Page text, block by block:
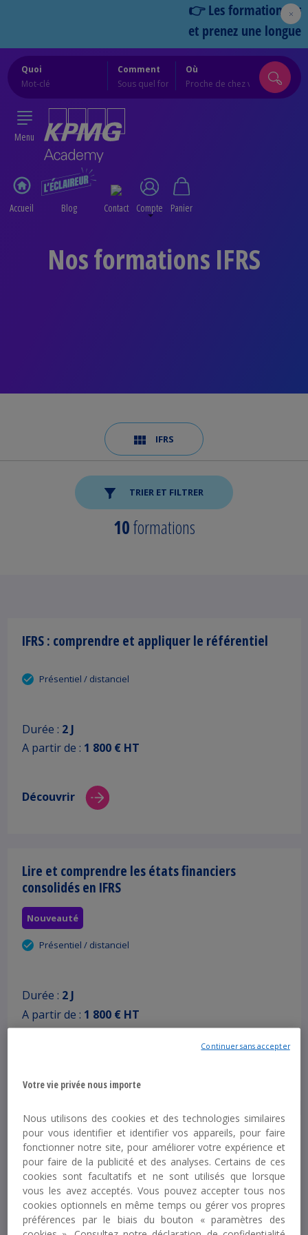
👉 Les formations
et prenez une longueur
Quoi Comment Où
Menu
Accueil Blog Contact Compte Panier
Nos formations IFRS
IFRS
TRIER ET FILTRER
10formations
IFRS : comprendre et appliquer le référentiel
Présentiel / distanciel
Durée : 2 J
A partir de : 1 800 € HT
Découvrir
Lire et comprendre les états financiers
consolidés en IFRS
Nouveauté
Présentiel / distanciel
Durée : 2 J
A partir de : 1 800 € HT
Les bases de la comptabilisation des
instruments financiers en IFRS
Nouveauté
Présentiel / distanciel
Votre vie privée nous importe
Nous utilisons des cookies et des technologies similaires
pour vous identifier et identifier vos appareils, pour faire
fonctionner notre site, pour améliorer votre expérience et
pour faire de la publicité et des analyses. Certains de ces
cookies sont facultatifs et ne sont utilisés que lorsque
vous les avez acceptés. Vous pouvez accepter tous nos
cookies optionnels en même temps ou gérer vos propres
préférences par le biais du bouton « paramètres des
Continuer sans accepter